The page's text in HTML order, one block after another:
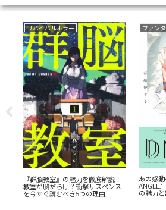
サバイバルホラー
『群脳教室』の魅力を徹底解説！
教室が脳だらけ？衝撃サスペンス
を今すぐ読むべき5つの理由
ファン
あの感
ANGEL
の魅力